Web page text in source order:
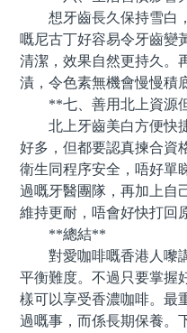
想牙齒長久保持雪白，
嘅尼古丁好容易令牙齒變
清潔，效果自然更持久。
漬，令色素無機會慢慢積
**七、善用北上資源
北上牙齒美白方便快捷
好多，但都要認真揀合資
衛生同程序安全，唔好單
過嘅牙醫團隊，再加上自
維持更耐，唔會好快打回
**總結**
對愛咖啡嘅香港人嚟講
平衡難度。不過只要掌握
樣可以享受香濃咖啡。最
過嘅事，而係長期保養。